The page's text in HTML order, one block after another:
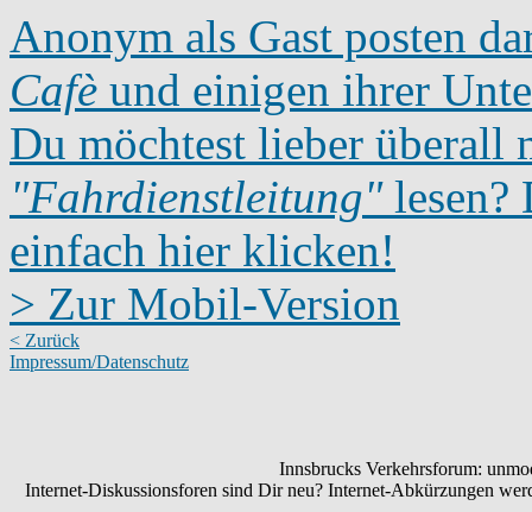
Anonym als Gast posten
Cafè und einigen ihrer
Du möchtest lieber überall
"Fahrdienstleitung"lesen?
einfach hier klicken!
> Zur Mobil-Version
< Zurück
Impressum/Datenschutz
Innsbrucks Verkehrsforum:
Internet-Diskussionsforen sind Dir neu? Internet-Abkürzungen